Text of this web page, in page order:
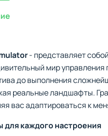
- представляет
мир
до выполнения
реальные ландшафты.
вас адаптироваться к
для каждого настроения